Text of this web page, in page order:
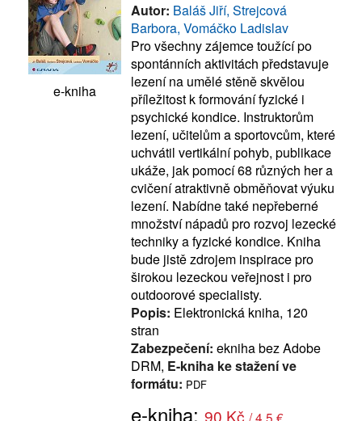
e-kniha
Autor: Baláš Jiří, Strejcová
Barbora, Vomáčko Ladislav
Pro všechny zájemce toužící po
spontánních aktivitách představuje
lezení na umělé stěně skvělou
příležitost k formování fyzické i
psychické kondice. Instruktorům
lezení, učitelům a sportovcům, které
uchvátil vertikální pohyb, publikace
ukáže, jak pomocí 68 různých her a
cvičení atraktivně obměňovat výuku
lezení. Nabídne také nepřeberné
množství nápadů pro rozvoj lezecké
techniky a fyzické kondice. Kniha
bude jistě zdrojem inspirace pro
širokou lezeckou veřejnost i pro
outdoorové specialisty.
Popis: Elektronická kniha, 120
stran
Zabezpečení: ekniha bez Adobe
DRM, E-kniha ke stažení ve
formátu: PDF
e-kniha: 90 Kč / 4.5 €